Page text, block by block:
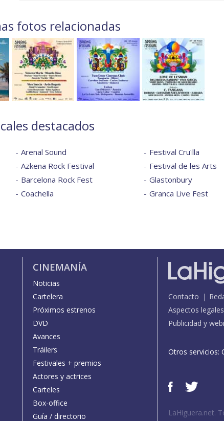
fotos relacionadas
destacados
Arenal Sound
Azkena Rock Festival
Barcelona Rock Fest
Coachella
Festival Cruïlla
Festival de les Arts
Glastonbury
Granca Live Fest
CINEMANÍA
Noticias
Cartelera
Próximos estrenos
DVD
Avances
Tráilers
Festivales + premios
Actores y actrices
Carteles
Box-office
Guía / directorio
Contacto
Aspectos legales
Publicidad y
Otros servicios:
LaHiguera.net.